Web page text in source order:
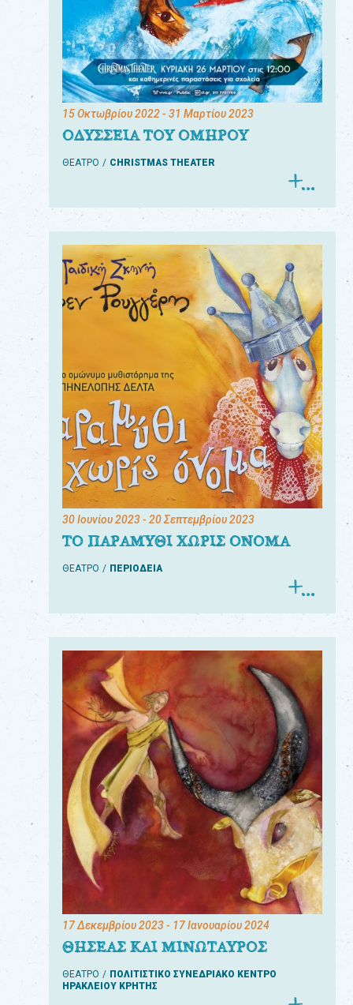
15 Οκτωβρίου 2022- 31 Μαρτίου 2023
ΟΔΥΣΣΕΙΑ ΤΟΥ ΟΜΗΡΟΥ
ΘΕΑΤΡΟ CHRISTMAS THEATER
30 Ιουνίου 2023- 20 Σεπτεμβρίου 2023
ΤΟ ΠΑΡΑΜΥΘΙ ΧΩΡΙΣ ΟΝΟΜΑ
ΘΕΑΤΡΟ ΠΕΡΙΟΔΕΙΑ
17 Δεκεμβρίου 2023- 17 Ιανουαρίου 2024
ΘΗΣΕΑΣ ΚΑΙ ΜΙΝΩΤΑΥΡΟΣ
ΘΕΑΤΡΟ
ΠΟΛΙΤΙΣΤΙΚΟ ΣΥΝΕΔΡΙΑΚΟ ΚΕΝΤΡΟ
ΗΡΑΚΛΕΙΟΥ ΚΡΗΤΗΣ